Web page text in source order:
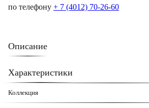
по телефону + 7 (4012) 70-26-60
Описание
Характеристики
Коллекция